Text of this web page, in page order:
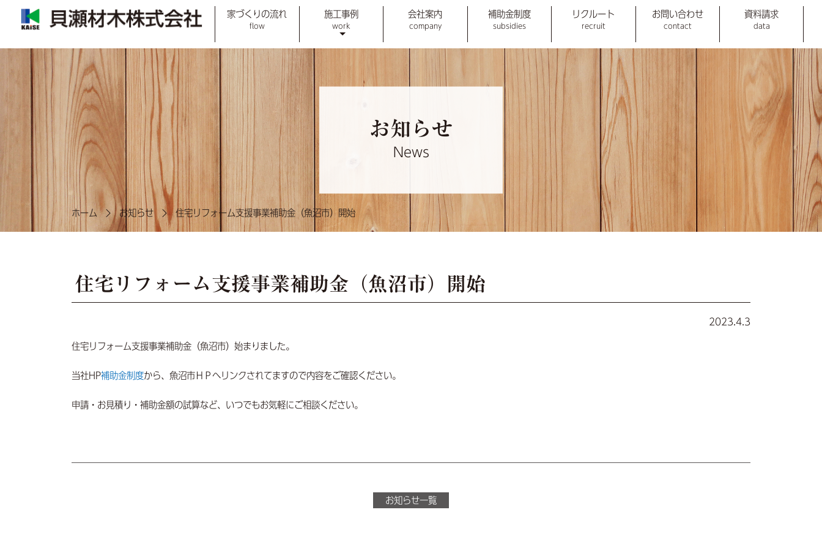
家づくりの流れ
flow
施工事例
work
会社案内
company
補助金制度
subsidies
リクルート
recruit
お問い合わせ
contact
資料請求
data
お知らせ
News
ホーム お知らせ 住宅リフォーム支援事業補助金（魚沼市）開始
住宅リフォーム支援事業補助金（魚沼市）開始
2023.4.3
住宅リフォーム支援事業補助金（魚沼市）始まりました。
当社HP補助金制度から、魚沼市ＨＰへリンクされてますので内容をご確認ください。
申請・お見積り・補助金額の試算など、いつでもお気軽にご相談ください。
お知らせ一覧